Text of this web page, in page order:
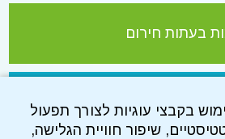
בקבצי עוגיות לצורך תפעול
שיפור חוויית הגלישה,
בעתות חירום
של התאגיד